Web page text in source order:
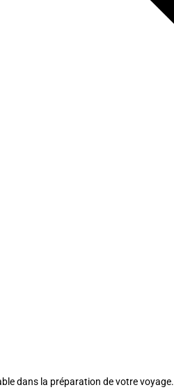
dans la préparation de votre voyage.